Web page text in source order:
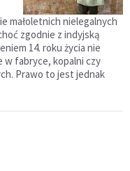
małoletnich nielegalnych
zgodnie z indyjską
14. roku życia nie
w fabryce, kopalni czy
Prawo to jest jednak